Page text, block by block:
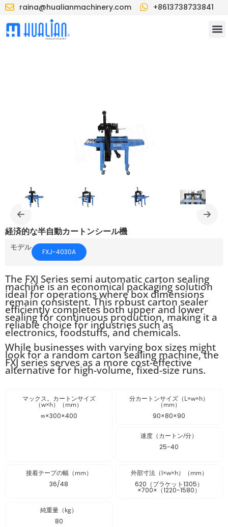
raina@hualianmachinery.com +8613738733841
経済的な半自動カートンシール機
モデル FXJ-4030A
The FXJ Series semi automatic carton sealing
machine is an economical packaging solution
ideal for operations where box dimensions
remain consistent. This robust carton sealer
efficiently completes both upper and lower
sealing for continuous production, making it a
reliable choice for industries such as
electronics, foodstuffs, and chemicals.
While businesses with varying box sizes might
look for a random carton sealing machine, the
FXJ series serves as a more cost-effective
alternative for high-volume, fixed-size runs.
マックス。カートンサイズ
（w×h）（mm）
∞×300×400
分カートンサイズ（L×w×h）
（mm）
90×80×90
速度（カートン/分）
25-40
接着テープの幅（mm）
36/48
外部寸法（l×w×h）（mm）
620（ブラケット1305）
×700×（1220-1580）
純重量（kg）
80